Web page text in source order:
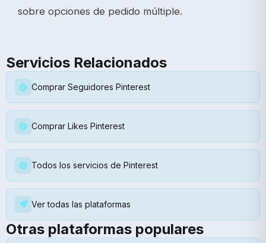
sobre opciones de pedido múltiple.
Servicios Relacionados
Comprar Seguidores Pinterest
Comprar Likes Pinterest
Todos los servicios de Pinterest
Ver todas las plataformas
Otras plataformas populares